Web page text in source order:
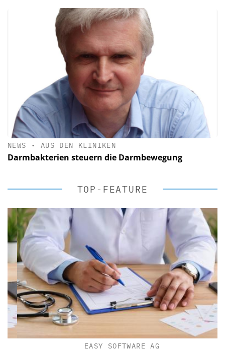
NEWS • AUS DEN KLINIKEN
Darmbakterien steuern die Darmbewegung
TOP-FEATURE
EASY SOFTWARE AG